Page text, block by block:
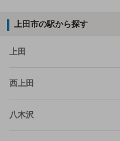
上田市の駅から探す
上田
西上田
八木沢